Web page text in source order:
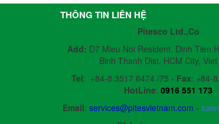
THÔNG TIN LIÊN HỆ
Pitesco Ltd.,Co
Add: D7 Mieu Noi Resident, Dinh Tien
Binh Thanh Dist, HCM City,
Tel: +84-8.3517 6474 /75 - Fax: +84-
HotLine:0916 551 173
Email: services@pitesvietnam.com -